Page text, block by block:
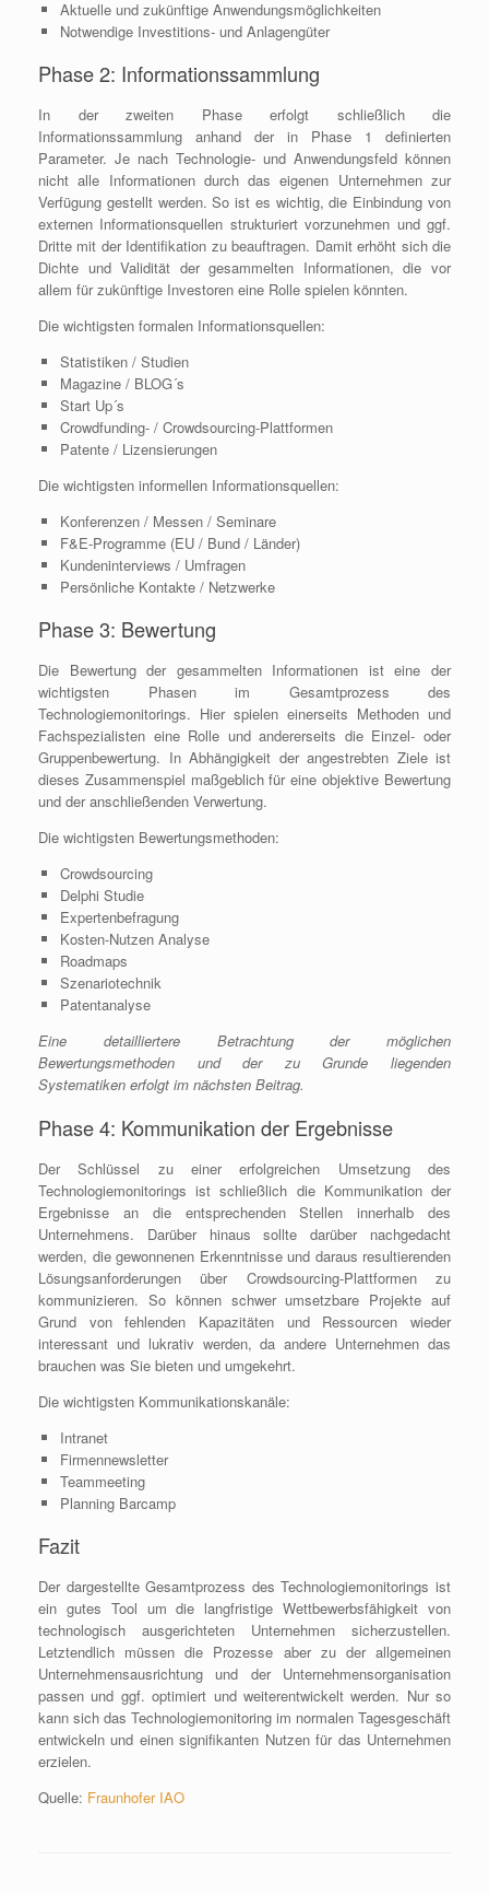
Aktuelle und zukünftige Anwendungsmöglichkeiten
Notwendige Investitions- und Anlagengüter
Phase 2: Informationssammlung
In der zweiten Phase erfolgt schließlich die
Informationssammlung anhand der in Phase 1 definierten
Parameter. Je nach Technologie- und Anwendungsfeld können
nicht alle Informationen durch das eigenen Unternehmen zur
Verfügung gestellt werden. So ist es wichtig, die Einbindung von
externen Informationsquellen strukturiert vorzunehmen und ggf.
Dritte mit der Identifikation zu beauftragen. Damit erhöht sich die
Dichte und Validität der gesammelten Informationen, die vor
allem für zukünftige Investoren eine Rolle spielen könnten.
Die wichtigsten formalen Informationsquellen:
Statistiken / Studien
Magazine / BLOG´s
Start Up´s
Crowdfunding- / Crowdsourcing-Plattformen
Patente / Lizensierungen
Die wichtigsten informellen Informationsquellen:
Konferenzen / Messen / Seminare
F&E-Programme (EU / Bund / Länder)
Kundeninterviews / Umfragen
Persönliche Kontakte / Netzwerke
Phase 3: Bewertung
Die Bewertung der gesammelten Informationen ist eine der
wichtigsten Phasen im Gesamtprozess des
Technologiemonitorings. Hier spielen einerseits Methoden und
Fachspezialisten eine Rolle und andererseits die Einzel- oder
Gruppenbewertung. In Abhängigkeit der angestrebten Ziele ist
dieses Zusammenspiel maßgeblich für eine objektive Bewertung
und der anschließenden Verwertung.
Die wichtigsten Bewertungsmethoden:
Crowdsourcing
Delphi Studie
Expertenbefragung
Kosten-Nutzen Analyse
Roadmaps
Szenariotechnik
Patentanalyse
Eine detailliertere Betrachtung der möglichen
Bewertungsmethoden und der zu Grunde liegenden
Systematiken erfolgt im nächsten Beitrag.
Phase 4: Kommunikation der Ergebnisse
Der Schlüssel zu einer erfolgreichen Umsetzung des
Technologiemonitorings ist schließlich die Kommunikation der
Ergebnisse an die entsprechenden Stellen innerhalb des
Unternehmens. Darüber hinaus sollte darüber nachgedacht
werden, die gewonnenen Erkenntnisse und daraus resultierenden
Lösungsanforderungen über Crowdsourcing-Plattformen zu
kommunizieren. So können schwer umsetzbare Projekte auf
Grund von fehlenden Kapazitäten und Ressourcen wieder
interessant und lukrativ werden, da andere Unternehmen das
brauchen was Sie bieten und umgekehrt.
Die wichtigsten Kommunikationskanäle:
Intranet
Firmennewsletter
Teammeeting
Planning Barcamp
Fazit
Der dargestellte Gesamtprozess des Technologiemonitorings ist
ein gutes Tool um die langfristige Wettbewerbsfähigkeit von
technologisch ausgerichteten Unternehmen sicherzustellen.
Letztendlich müssen die Prozesse aber zu der allgemeinen
Unternehmensausrichtung und der Unternehmensorganisation
passen und ggf. optimiert und weiterentwickelt werden. Nur so
kann sich das Technologiemonitoring im normalen Tagesgeschäft
entwickeln und einen signifikanten Nutzen für das Unternehmen
erzielen.
Quelle: Fraunhofer IAO